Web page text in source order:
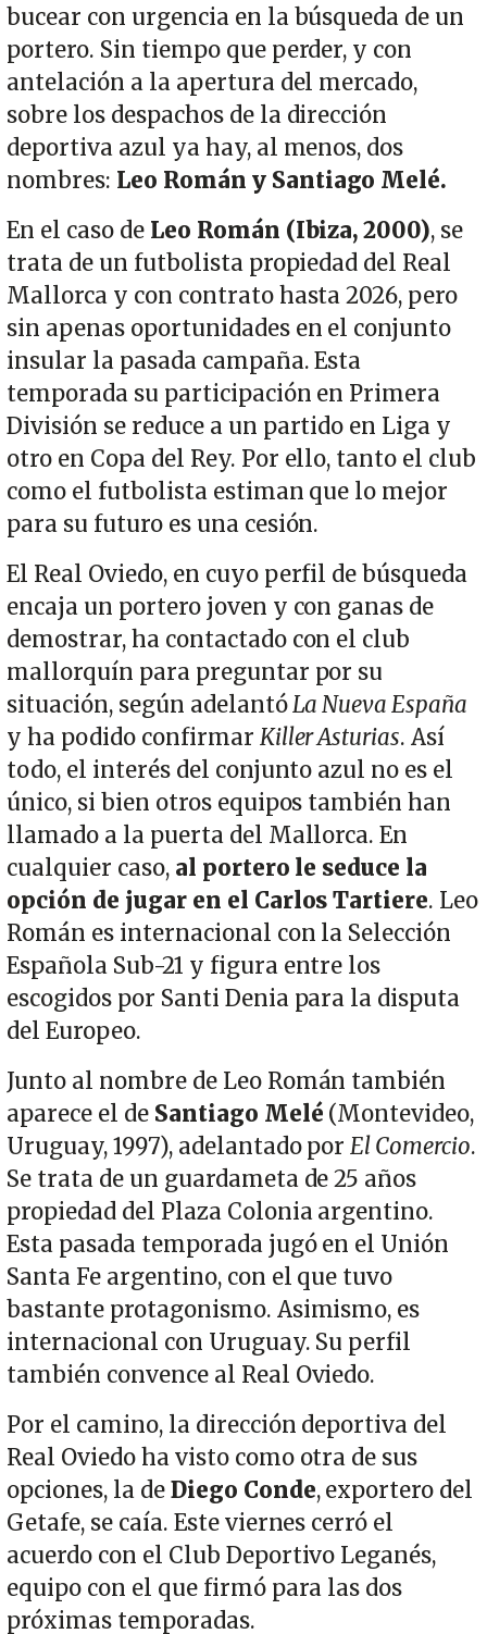
bucear con urgencia en la búsqueda de un
portero. Sin tiempo que perder, y con
antelación a la apertura del mercado,
sobre los despachos de la dirección
deportiva azul ya hay, al menos, dos
nombres: Leo Román y Santiago Melé.
En el caso de Leo Román (Ibiza, 2000), se
trata de un futbolista propiedad del Real
Mallorca y con contrato hasta 2026, pero
sin apenas oportunidades en el conjunto
insular la pasada campaña. Esta
temporada su participación en Primera
División se reduce a un partido en Liga y
otro en Copa del Rey. Por ello, tanto el club
como el futbolista estiman que lo mejor
para su futuro es una cesión.
El Real Oviedo, en cuyo perfil de búsqueda
encaja un portero joven y con ganas de
demostrar, ha contactado con el club
mallorquín para preguntar por su
situación, según adelantóLa Nueva España
y ha podido confirmar Killer Asturias. Así
todo, el interés del conjunto azul no es el
único, si bien otros equipos también han
llamado a la puerta del Mallorca. En
cualquier caso, al portero le seduce la
opción de jugar en el Carlos Tartiere. Leo
Román es internacional con la Selección
Española Sub-21 y figura entre los
escogidos por Santi Denia para la disputa
del Europeo.
Junto al nombre de Leo Román también
aparece el de Santiago Melé (Montevideo,
Uruguay, 1997), adelantado porEl Comercio.
Se trata de un guardameta de 25 años
propiedad del Plaza Colonia argentino.
Esta pasada temporada jugó en el Unión
Santa Fe argentino, con el que tuvo
bastante protagonismo. Asimismo, es
internacional con Uruguay. Su perfil
también convence al Real Oviedo.
Por el camino, la dirección deportiva del
Real Oviedo ha visto como otra de sus
opciones, la deDiego Conde, exportero del
Getafe, se caía. Este viernes cerró el
acuerdo con el Club Deportivo Leganés,
equipo con el que firmó para las dos
próximas temporadas.